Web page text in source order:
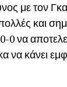
με τον
και
0 να
να κάνει